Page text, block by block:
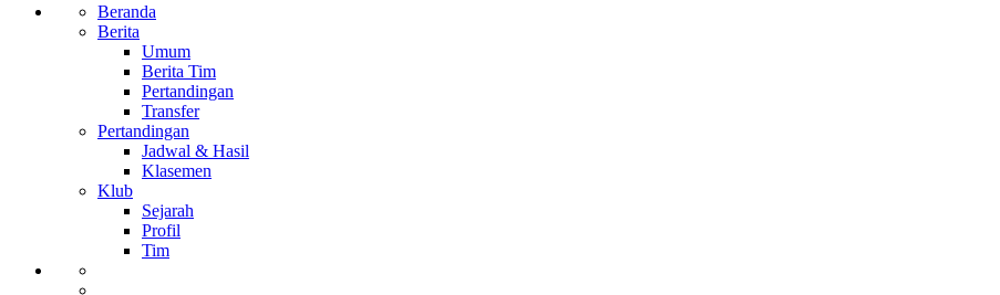
Beranda
Berita
Umum
Berita Tim
Pertandingan
Transfer
Pertandingan
Jadwal & Hasil
Klasemen
Klub
Sejarah
Profil
Tim